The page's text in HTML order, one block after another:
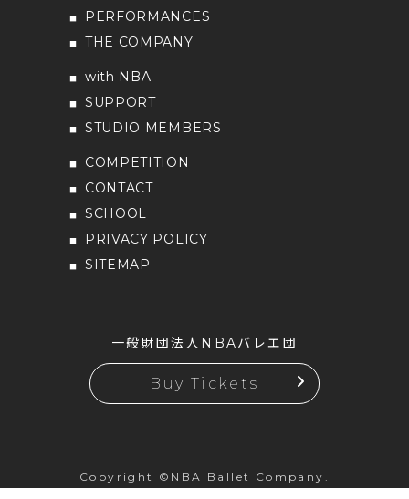
PERFORMANCES
THE COMPANY
with NBA
SUPPORT
STUDIO MEMBERS
COMPETITION
CONTACT
SCHOOL
PRIVACY POLICY
SITEMAP
一般財団法人NBAバレエ団
Buy Tickets
Copyright ©NBA Ballet Company.